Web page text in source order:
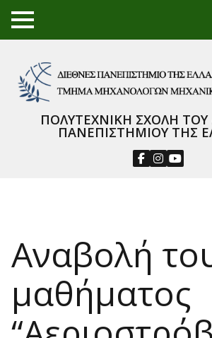
TO
GGL
NU
ΠΟΛΥΤΕΧΝΙΚΗ ΣΧΟΛΗ ΤΟΥ
ΠΑΝΕΠΙΣΤΗΜΙΟΥ ΤΗΣ
Αναβολή
μαθήματος